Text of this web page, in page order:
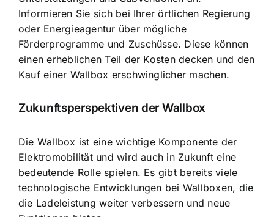
Informieren Sie sich bei Ihrer örtlichen Regierung
oder Energieagentur über mögliche
Förderprogramme und Zuschüsse. Diese können
einen erheblichen Teil der Kosten decken und den
Kauf einer Wallbox erschwinglicher machen.
Zukunftsperspektiven der Wallbox
Die Wallbox ist eine wichtige Komponente der
Elektromobilität und wird auch in Zukunft eine
bedeutende Rolle spielen. Es gibt bereits viele
technologische Entwicklungen bei Wallboxen, die
die Ladeleistung weiter verbessern und neue